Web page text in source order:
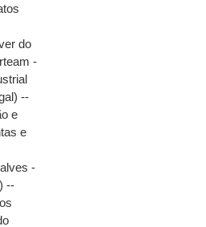
do
-
--
e
e
-
--